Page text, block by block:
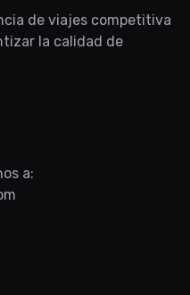
de viajes competitiva
la calidad de
a: